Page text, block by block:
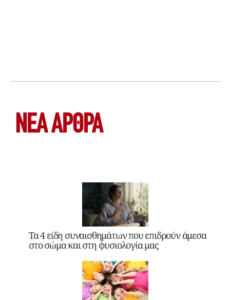
ΝΕΑ ΆΡΘΡΑ
Τα 4 είδη συναισθημάτων που επιδρούν άμεσα
στο σώμα και στη φυσιολογία μας